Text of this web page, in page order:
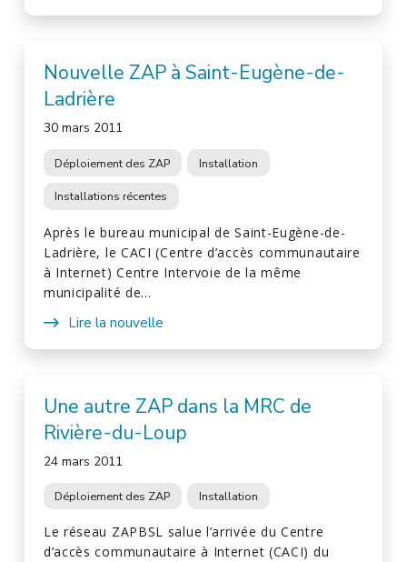
Nouvelle ZAP à Saint-Eugène-de-
Ladrière
30 mars 2011
Déploiement des ZAP Installation
Installations récentes
Après le bureau municipal de Saint-Eugène-de-
Ladrière, le CACI (Centre d’accès communautaire
à Internet) Centre Intervoie de la même
municipalité de…
Lire la nouvelle
Une autre ZAP dans la MRC de
Rivière-du-Loup
24 mars 2011
Déploiement des ZAP Installation
Le réseau ZAPBSL salue l’arrivée du Centre
d’accès communautaire à Internet (CACI) du